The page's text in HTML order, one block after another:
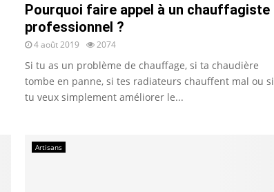
Pourquoi faire appel à un chauffagiste
professionnel ?
4 août 2019 2074
Si tu as un problème de chauffage, si ta chaudière
tombe en panne, si tes radiateurs chauffent mal ou si
tu veux simplement améliorer le...
Artisans